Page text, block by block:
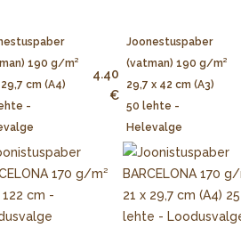
190 g/m²
29,7 cm (A4)
-
4.40
€
Joonestuspaber
(vatman) 190 g/m²
29,7 x 42 cm (A3)
50 lehte -
Helevalge